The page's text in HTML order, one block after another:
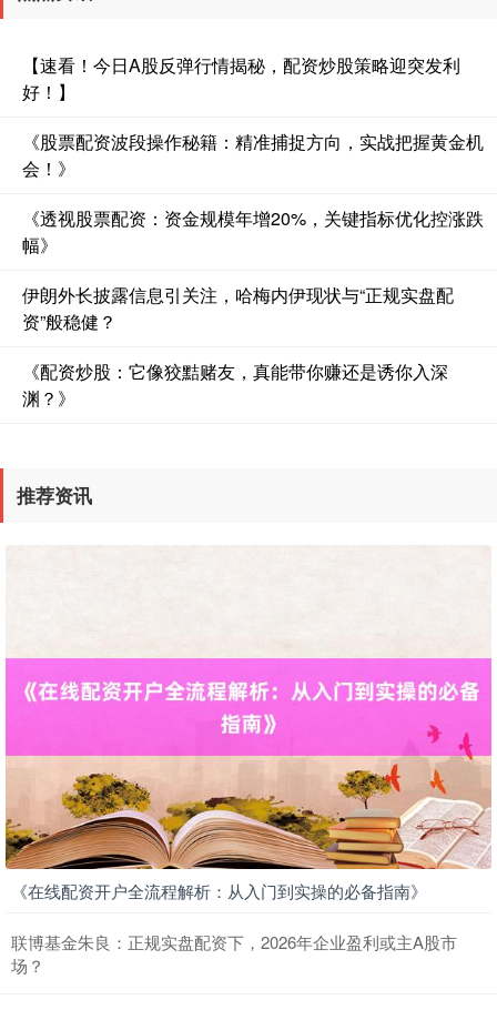
【速看！今日A股反弹行情揭秘，配资炒股策略迎突发利
好！】
《股票配资波段操作秘籍：精准捕捉方向，实战把握黄金机
会！》
《透视股票配资：资金规模年增20%，关键指标优化控涨跌
幅》
伊朗外长披露信息引关注，哈梅内伊现状与“正规实盘配
资”般稳健？
《配资炒股：它像狡黠赌友，真能带你赚还是诱你入深
渊？》
推荐资讯
《在线配资开户全流程解析：从入门到实操的必备指南》
联博基金朱良：正规实盘配资下，2026年企业盈利或主A股市
场？